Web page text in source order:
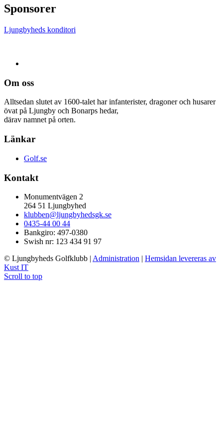
Sponsorer
Ljungbyheds konditori
Om oss
Alltsedan slutet av 1600-talet har infanterister, dragoner och husarer
övat på Ljungby och Bonarps hedar,
därav namnet på orten.
Länkar
Golf.se
Kontakt
Monumentvägen 2
264 51 Ljungbyhed
klubben@ljungbyhedsgk.se
0435-44 00 44
Bankgiro: 497-0380
Swish nr: 123 434 91 97
© Ljungbyheds Golfklubb | Administration | Hemsidan levereras av
Kust IT
Scroll to top